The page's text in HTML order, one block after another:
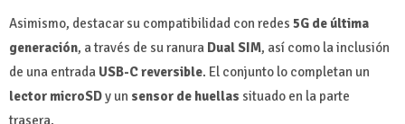
Asimismo, destacar su compatibilidad con redes 5G de última
generación, a través de su ranura Dual SIM, así como la inclusión
de una entrada USB-C reversible. El conjunto lo completan un
lector microSDy un sensor de huellas situado en la parte
trasera.